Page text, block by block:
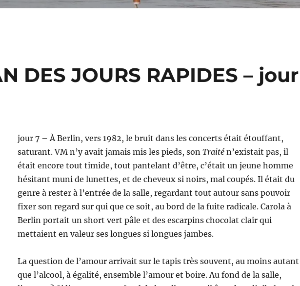
DES JOURS RAPIDES – jour
jour 7 – À Berlin, vers 1982, le bruit dans les concerts était étouffant,
saturant. VM n’y avait jamais mis les pieds, son Traitén’existait pas, il
était encore tout timide, tout pantelant d’être, c’était un jeune homme
hésitant muni de lunettes, et de cheveux si noirs, mal coupés. Il était du
genre à rester à l’entrée de la salle, regardant tout autour sans pouvoir
fixer son regard sur qui que ce soit, au bord de la fuite radicale. Carola à
Berlin portait un short vert pâle et des escarpins chocolat clair qui
mettaient en valeur ses longues si longues jambes.
La question de l’amour arrivait sur le tapis très souvent, au moins autant
que l’alcool, à égalité, ensemble l’amour et boire. Au fond de la salle,